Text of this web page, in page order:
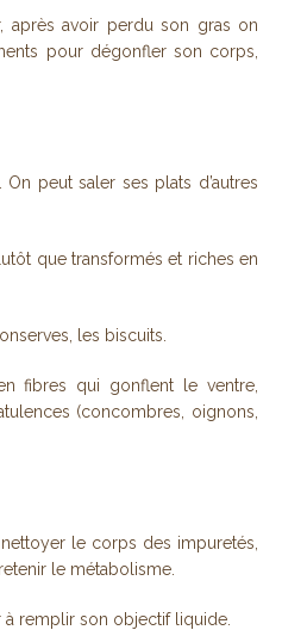
après avoir perdu son gras on
pour dégonfler son corps,
peut saler ses plats d’autres
que transformés et riches en
les biscuits.
fibres qui gonflent le ventre,
(concombres, oignons,
le corps des impuretés,
le métabolisme.
remplir son objectif liquide.